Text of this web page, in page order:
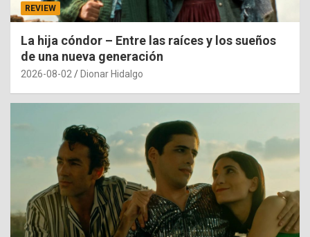
REVIEW
La hija cóndor – Entre las raíces y los sueños
de una nueva generación
2026-08-02 Dionar Hidalgo